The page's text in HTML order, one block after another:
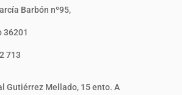
Barbón nº95,
36201
713
Gutiérrez Mellado, 15 ento. A